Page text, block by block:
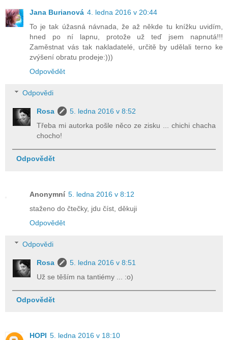
Jana Burianová 4. ledna 2016 v 20:44
To je tak úžasná návnada, že až někde tu knížku uvidím,
hned po ní lapnu, protože už teď jsem napnutá!!!
Zaměstnat vás tak nakladatelé, určitě by udělali terno ke
zvýšení obratu prodeje:)))
Odpovědět
Odpovědi
Rosa
5. ledna 2016 v 8:52
Třeba mi autorka pošle něco ze zisku ... chichi chacha
chocho!
Odpovědět
Anonymní 5. ledna 2016 v 8:12
staženo do čtečky, jdu číst, děkuji
Odpovědět
Odpovědi
Rosa
5. ledna 2016 v 8:51
Už se těším na tantiémy ... :o)
Odpovědět
HOPI 5. ledna 2016 v 18:10